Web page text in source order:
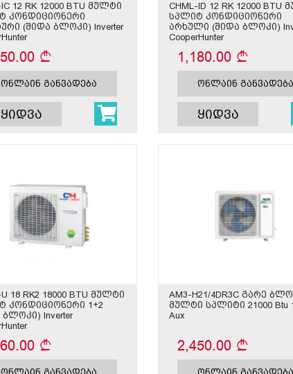
IC 12 RK 12000 BTU მულტი
კონდიციონერი
(შიდა ბლოკი) Inverter
ონლაინ განვადება
ყიდვა
CHML-ID 12 RK 12000 BTU
სპლიტ კონდიციონერი
არხული (შიდა ბლოკი)
CooperHunter
1,180.00
ონლაინ განვადება
ყიდვა
U 18 RK2 18000 BTU მულტი
კონდიციონერი 1+2
Inverter
AM3-H21/4DR3C გარე
მულტი სპლიტი 21000 Btu
Aux
2,450.00